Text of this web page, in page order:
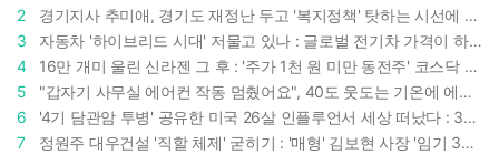
2
경기지사 추미애, 경기도 재정난 두고 '복지정책' 탓하는 시선에 정면 반박 : "고령자와 아이 인구 급증"
3
자동차 '하이브리드 시대' 저물고 있나 : 글로벌 전기차 가격이 하이브리드 차보다 낮아졌다
4
16만 개미 울린 신라젠 그 후 : '주가 1천 원 미만 동전주' 코스닥 38곳 코스피 10곳, 총 48곳 이르렀다
5
"갑자기 사무실 에어컨 작동 멈췄어요", 40도 웃도는 기온에 에어컨도 숨이 찬다
6
'4기 담관암 투병' 공유한 미국 26살 인플루언서 세상 떠났다 : 3년간 보여준 희망과 용기
7
정원주 대우건설 '직할 체제' 굳히기 : '매형' 김보현 사장 '임기 3년' 받고 4개월 만에 물러났다